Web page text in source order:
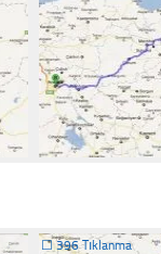
☐396 Tıklanma